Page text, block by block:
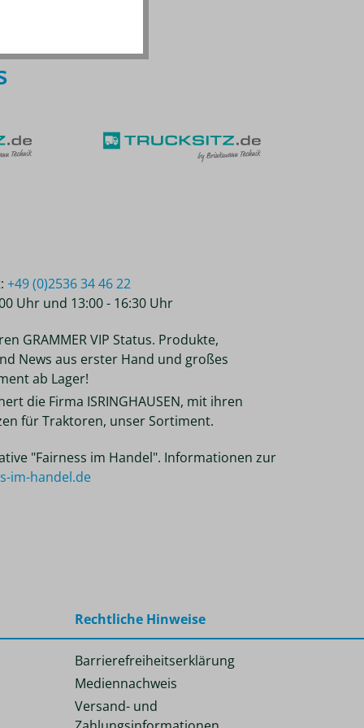
+49 (0)2536 34 46 22
Uhr und 13:00 - 16:30 Uhr
GRAMMER VIP Status. Produkte,
News aus erster Hand und großes
ab Lager!
die Firma ISRINGHAUSEN, mit ihren
für Traktoren, unser Sortiment.
"Fairness im Handel". Informationen zur
im-handel.de
Rechtliche Hinweise
Barrierefreiheitserklärung
Mediennachweis
Versand- und